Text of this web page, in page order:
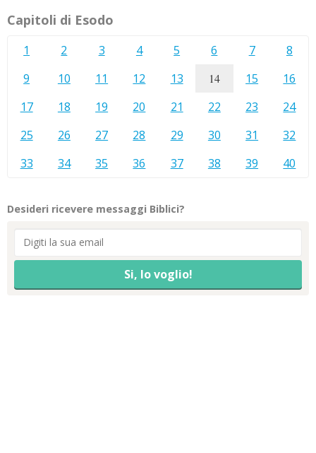
Capitoli di Esodo
1 2 3 4 5 6 7
8
9
10 11 12 13 14 15
16
17
18 19 20 21 22 23
24
25
26 27 28 29 30 31
32
33
34 35 36 37 38 39 40
Desideri ricevere messaggi Biblici?